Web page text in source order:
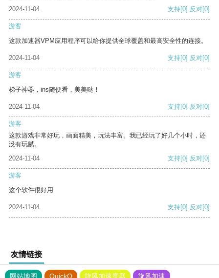
2024-11-04
支持[0] 反对[0]
游客
这款加速器VPM应用程序可以给你提供全球覆盖和最高安全性的连接。
2024-11-04 支持[0] 反对[0]
游客
梯子神器，ins随便看，美美哒！
2024-11-04 支持[0] 反对[0]
游客
这款游戏非常好玩，画面精美，玩法丰富。我已经玩了好几个小时，还
没有玩腻。
2024-11-04
支持[0] 反对[0]
游客
这个软件很好用
2024-11-04 支持[0] 反对[0]
友情链接
网站地图 QuickQ 旋风加速度器 旋风加速